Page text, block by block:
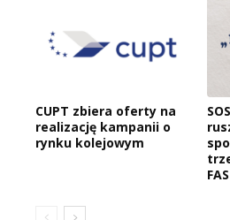
CUPT zbiera oferty na
realizację kampanii o
rynku kolejowym
FAS